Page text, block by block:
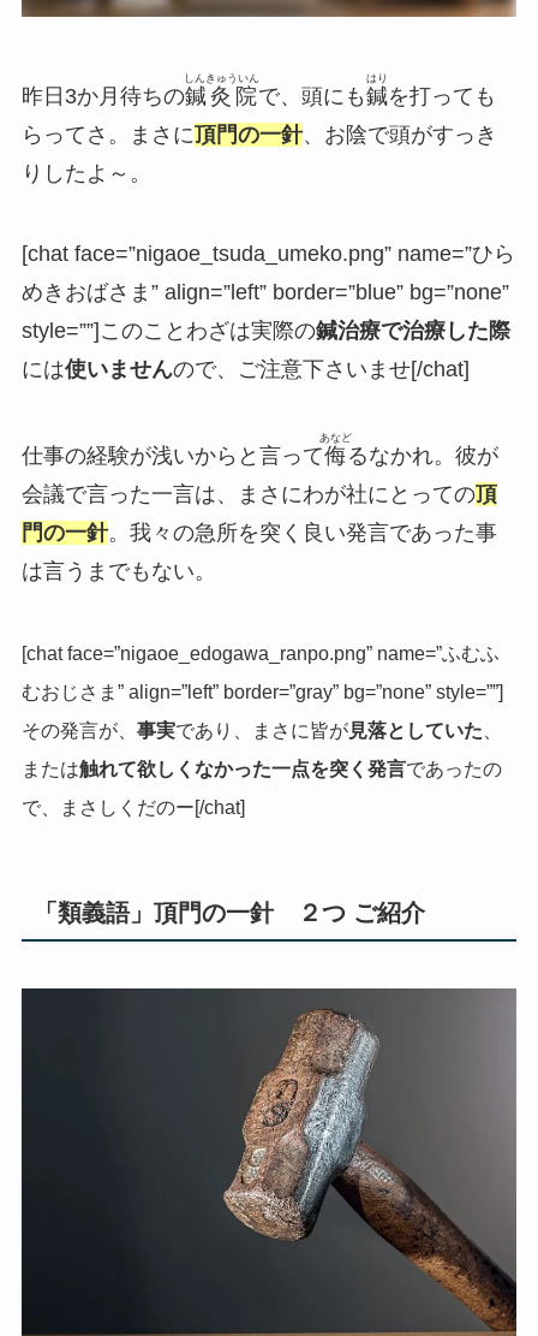
昨日3か月待ちの鍼灸院
しんきゅういん
で、頭にも鍼
はり
を打っても
らってさ。まさに頂門の一針、お陰で頭がすっき
りしたよ～。
[chat face=”nigaoe_tsuda_umeko.png” name=”ひら
めきおばさま” align=”left” border=”blue” bg=”none”
style=””]このことわざは実際の鍼治療で治療した際
には使いませんので、ご注意下さいませ[/chat]
仕事の経験が浅いからと言って侮
あなど
るなかれ。彼が
会議で言った一言は、まさにわが社にとっての頂
門の一針。我々の急所を突く良い発言であった事
は言うまでもない。
[chat face=”nigaoe_edogawa_ranpo.png” name=”ふむふ
むおじさま” align=”left” border=”gray” bg=”none” style=””]
その発言が、 事実であり、まさに皆が見落としていた
または触れて欲しくなかった一点を突く発言であったの
で、まさしくだのー[/chat]
「類義語」頂門の一針 ２つ ご紹介